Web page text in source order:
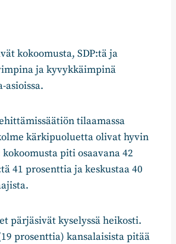
kokoomusta, SDP:tä ja
ja kyvykkäimpinä
asioissa.
tilaamassa
kärkipuoluetta olivat hyvin
piti osaavana 42
41 prosenttia ja keskustaa 40
pärjäsivät kyselyssä heikosti.
prosenttia) kansalaisista pitää